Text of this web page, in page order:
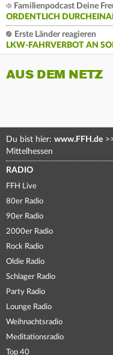
Familienpodcast Deine
ORDENTLICH
Erste Länder reagieren
LKW-FAHRVERBOT AN
AUS DEM NETZ
Du bist hier: www.FFH.de
Mittelhessen
RADIO
FFH Live
80er Radio
90er Radio
2000er Radio
Rock Radio
Oldie Radio
Schlager Radio
Party Radio
Lounge Radio
Weihnachtsradio
Meditationsradio
Top 40